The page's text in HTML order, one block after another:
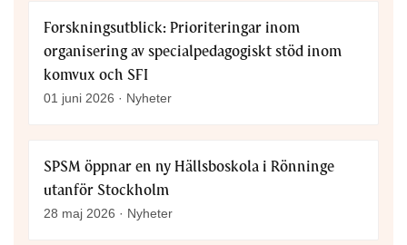
Forskningsutblick: Prioriteringar inom
organisering av specialpedagogiskt stöd inom
komvux och SFI
01 juni 2026 · Nyheter
SPSM öppnar en ny Hällsboskola i Rönninge
utanför Stockholm
28 maj 2026 · Nyheter